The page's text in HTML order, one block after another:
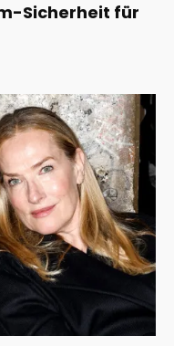
Sicherheit für